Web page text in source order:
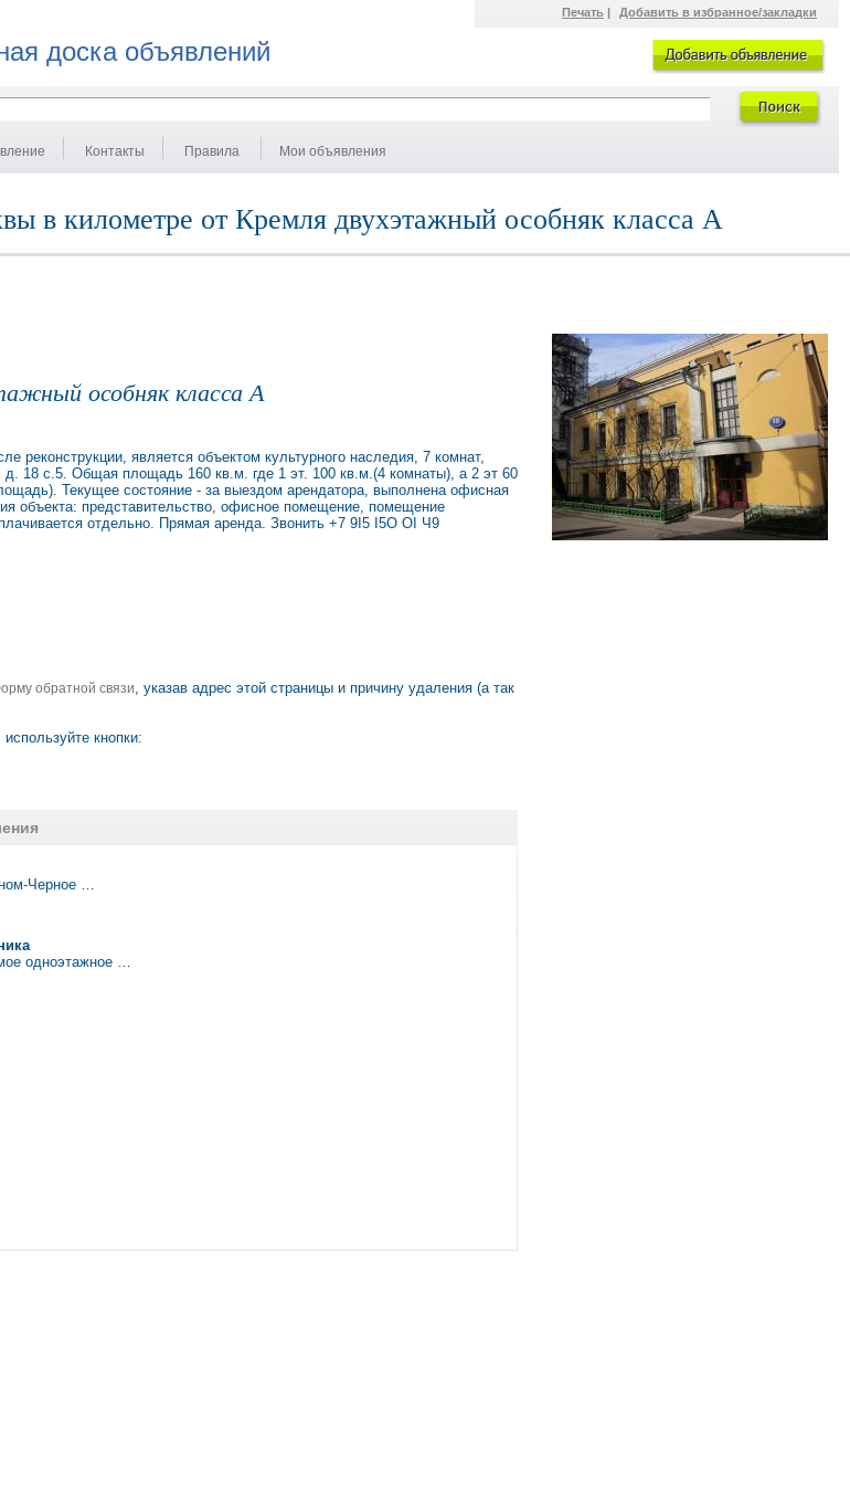
Печать | Добавить в избранное/закладки
доска объявлений
Контакты Правила Мои объявления
в километре от Кремля двухэтажный особняк класса А
особняк класса А
является объектом культурного наследия, 7 комнат,
18 с.5. Общая площадь 160 кв.м. где 1 эт. 100 кв.м.(4 комнаты), а 2 эт 60
Текущее состояние - за выездом арендатора, выполнена офисная
объекта: представительство, офисное помещение, помещение
отдельно. Прямая аренда. Звонить +7 9I5 I5O OI Ч9
обратной связи, указав адрес этой страницы и причину удаления (а так
кнопки:
Черное …
одноэтажное …